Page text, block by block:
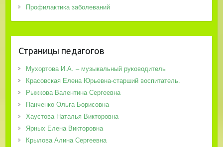
Профилактика заболеваний
Страницы педагогов
Мухортова И.А. – музыкальный руководитель
Красовская Елена Юрьевна-старший воспитатель.
Рыжкова Валентина Сергеевна
Панченко Ольга Борисовна
Хаустова Наталья Викторовна
Ярных Елена Викторовна
Крылова Алина Сергеевна